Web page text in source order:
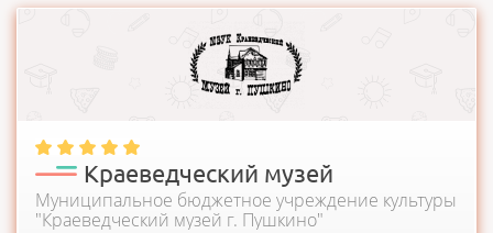
Здание музея – загородный дом, построенный в дачной
местности "Пушкино - Лесной городок"...
Краеведческий музей
Муниципальное бюджетное учреждение культуры
"Краеведческий музей г. Пушкино"